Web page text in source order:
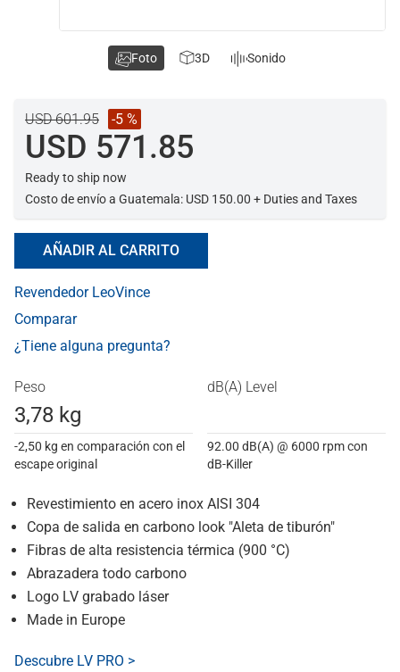
USD 601.95 -5 %
USD 571.85
Ready to ship now
Costo de envío a Guatemala: USD 150.00 + Duties and Taxes
AÑADIR AL CARRITO
Revendedor LeoVince
Comparar
¿Tiene alguna pregunta?
Peso
3,78 kg
-2,50 kg en comparación con el
escape original
dB(A) Level
92.00 dB(A) @ 6000 rpm con
dB-Killer
Revestimiento en acero inox AISI 304
Copa de salida en carbono look "Aleta de tiburón"
Fibras de alta resistencia térmica (900 °C)
Abrazadera todo carbono
Logo LV grabado láser
Made in Europe
Descubre LV PRO >
Foto 3D Sonido